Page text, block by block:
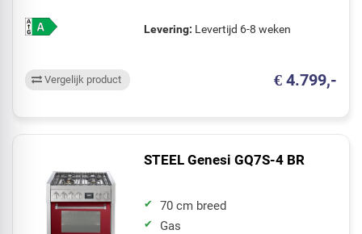
Levering: Levertijd 6-8 weken
€ 4.799,-
Vergelijk product
STEEL Genesi GQ7S-4 BR
70 cm breed
Gas